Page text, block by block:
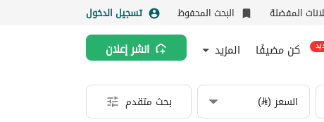
المفضلة البحث المحفوظ تسجيل الدخول
كن مضيفًا المزيد انشر إعلان
السعر (⃁) بحث متقدم